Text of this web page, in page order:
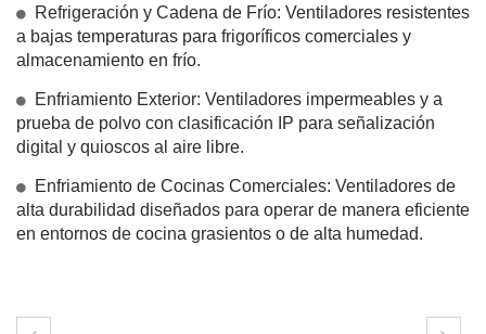
Refrigeración y Cadena de Frío: Ventiladores resistentes
a bajas temperaturas para frigoríficos comerciales y
almacenamiento en frío.
Enfriamiento Exterior: Ventiladores impermeables y a
prueba de polvo con clasificación IP para señalización
digital y quioscos al aire libre.
Enfriamiento de Cocinas Comerciales: Ventiladores de
alta durabilidad diseñados para operar de manera eficiente
en entornos de cocina grasientos o de alta humedad.